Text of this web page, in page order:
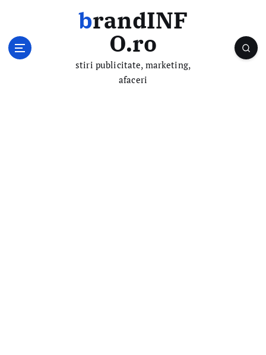
brandINF
O.ro
stiri publicitate, marketing,
afaceri